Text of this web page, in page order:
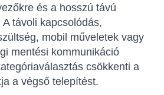
és a hosszú távú
távoli kapcsolódás,
mobil műveletek vagy
mentési kommunikáció
csökkenti a
a végső telepítést.